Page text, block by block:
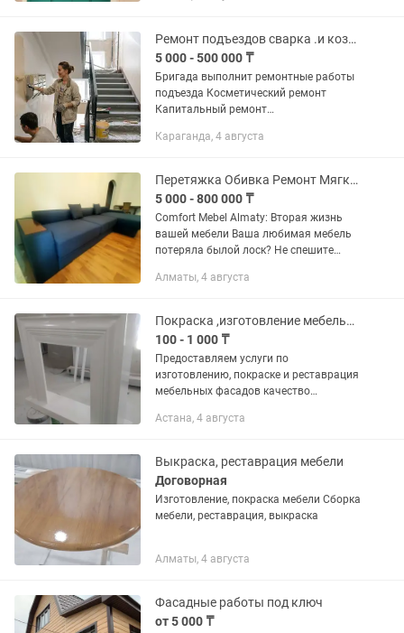
Ремонт подъездов сварка .и козырек
5 000 - 500 000 ₸
Бригада выполнит ремонтные работы
подъезда Косметический ремонт
Капитальный ремонт
группы Покраска, побелка, шпаклёвка,
Караганда, 4 августа
Перетяжка Обивка Ремонт Мягкой Мебель Диван Кресло Кровать Стулья
5 000 - 800 000 ₸
Comfort Mebel Almaty: Вторая жизнь
вашей мебели Ваша любимая мебель
потеряла былой лоск? Не спешите
– это команда профессионалов,
Алматы, 4 августа
Покраска ,изготовление мебельных фасадов
100 - 1 000 ₸
Предоставляем услуги по
изготовлению, покраске и реставрация
мебельных фасадов качество
Астана, 4 августа
Выкраска, реставрация мебели
Договорная
Изготовление, покраска мебели Сборка
мебели, реставрация, выкраска
Алматы, 4 августа
Фасадные работы под ключ
от 5 000 ₸